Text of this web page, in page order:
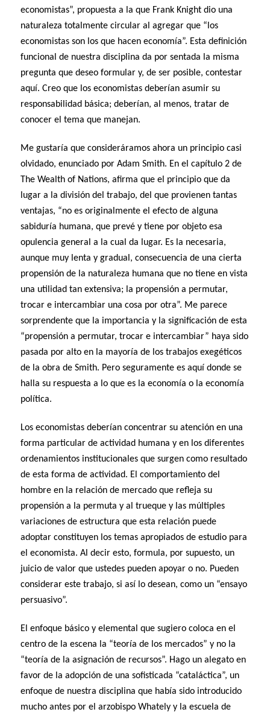
economistas”, propuesta a la que Frank Knight dio una
naturaleza totalmente circular al agregar que “los
economistas son los que hacen economía”. Esta definición
funcional de nuestra disciplina da por sentada la misma
pregunta que deseo formular y, de ser posible, contestar
aquí. Creo que los economistas deberían asumir su
responsabilidad básica; deberían, al menos, tratar de
conocer el tema que manejan.
Me gustaría que consideráramos ahora un principio casi
olvidado, enunciado por Adam Smith. En el capítulo 2 de
The Wealth of Nations, afirma que el principio que da
lugar a la división del trabajo, del que provienen tantas
ventajas, “no es originalmente el efecto de alguna
sabiduría humana, que prevé y tiene por objeto esa
opulencia general a la cual da lugar. Es la necesaria,
aunque muy lenta y gradual, consecuencia de una cierta
propensión de la naturaleza humana que no tiene en vista
una utilidad tan extensiva; la propensión a permutar,
trocar e intercambiar una cosa por otra”. Me parece
sorprendente que la importancia y la significación de esta
“propensión a permutar, trocar e intercambiar” haya sido
pasada por alto en la mayoría de los trabajos exegéticos
de la obra de Smith. Pero seguramente es aquí donde se
halla su respuesta a lo que es la economía o la economía
política.
Los economistas deberían concentrar su atención en una
forma particular de actividad humana y en los diferentes
ordenamientos institucionales que surgen como resultado
de esta forma de actividad. El comportamiento del
hombre en la relación de mercado que refleja su
propensión a la permuta y al trueque y las múltiples
variaciones de estructura que esta relación puede
adoptar constituyen los temas apropiados de estudio para
el economista. Al decir esto, formula, por supuesto, un
juicio de valor que ustedes pueden apoyar o no. Pueden
considerar este trabajo, si así lo desean, como un “ensayo
persuasivo”.
El enfoque básico y elemental que sugiero coloca en el
centro de la escena la “teoría de los mercados” y no la
“teoría de la asignación de recursos”. Hago un alegato en
favor de la adopción de una sofisticada “cataláctica”, un
enfoque de nuestra disciplina que había sido introducido
mucho antes por el arzobispo Whately y la escuela de